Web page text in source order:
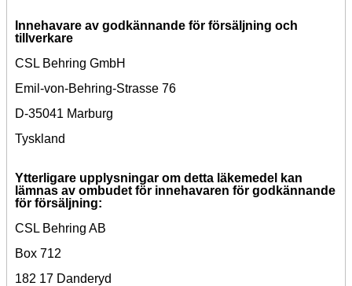
Innehavare av godkännande för försäljning och
tillverkare
CSL Behring GmbH
Emil-von-Behring-Strasse 76
D-35041 Marburg
Tyskland
Ytterligare upplysningar om detta läkemedel kan
lämnas av ombudet för innehavaren för godkännande
för försäljning:
CSL Behring AB
Box 712
182 17 Danderyd